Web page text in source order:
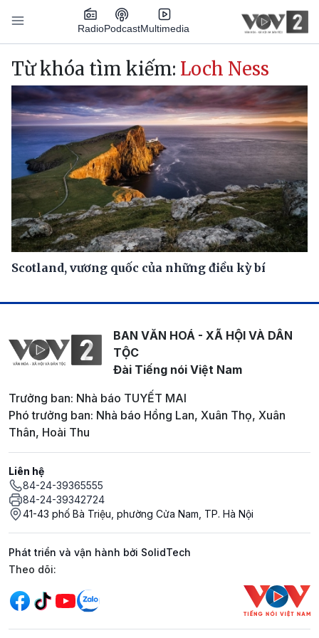
Nhảy đến nội dung
RadioPodcastMultimedia
Main navigation
Từ khóa tìm kiếm: Loch Ness
Scotland, vương quốc của những điều kỳ bí
BAN VĂN HOÁ - XÃ HỘI VÀ DÂN
TỘC
Đài Tiếng nói Việt Nam
Trưởng ban: Nhà báo TUYẾT MAI
Phó trưởng ban: Nhà báo Hồng Lan, Xuân Thọ, Xuân
Thân, Hoài Thu
Liên hệ
84-24-39365555
84-24-39342724
41-43 phố Bà Triệu, phường Cửa Nam, TP. Hà Nội
Phát triển và vận hành bởi SolidTech
Mạng xã hội
Theo dõi: